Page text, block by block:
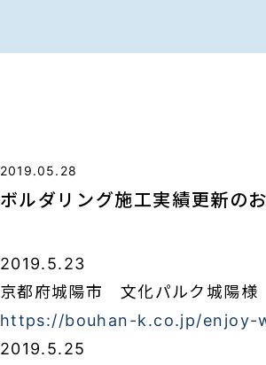
2019.05.28
ボルダリング施工実績更新の
2019.5.23
京都府城陽市 文化パルク城陽様
https://bouhan-k.co.jp/enjoy-
2019.5.25